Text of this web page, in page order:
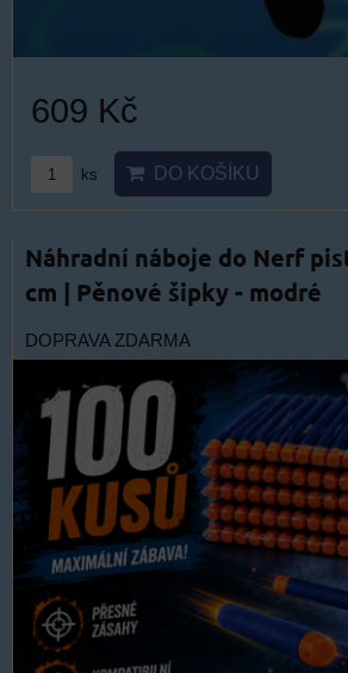
609 Kč
ks DO KOŠÍKU
Náhradní náboje do Nerf
cm | Pěnové šipky - modré
DOPRAVA ZDARMA